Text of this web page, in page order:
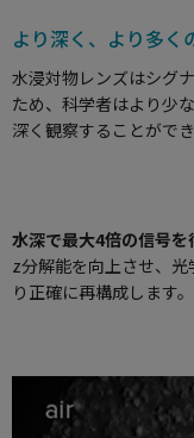
より深く、より多く
水浸対物レンズはシグ
ため、科学者はより少
深く観察することができ
水深で最大4倍の信号を
z分解能を向上させ、
り正確に再構成します。